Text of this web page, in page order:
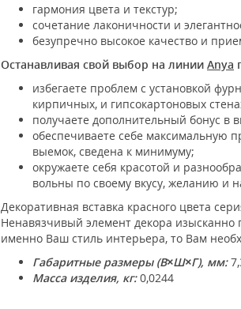
гармония цвета и текстур;
сочетание лаконичности и
безупречно высокое качество и
Останавливая свой выбор на линии Anya
избегаете проблем с установкой
кирпичных, и гипсокартоновых
получаете дополнительный бонус в
обеспечиваете себе максимальную
выемок, сведена к минимуму;
окружаете себя красотой и
вольны по своему вкусу, желанию и
Декоративная вставка красного цвета
Ненавязчивый элемент декора
именно Ваш стиль интерьера, то Вам
Габаритные размеры (В×Ш×Г), мм:
Масса изделия, кг:0,0244